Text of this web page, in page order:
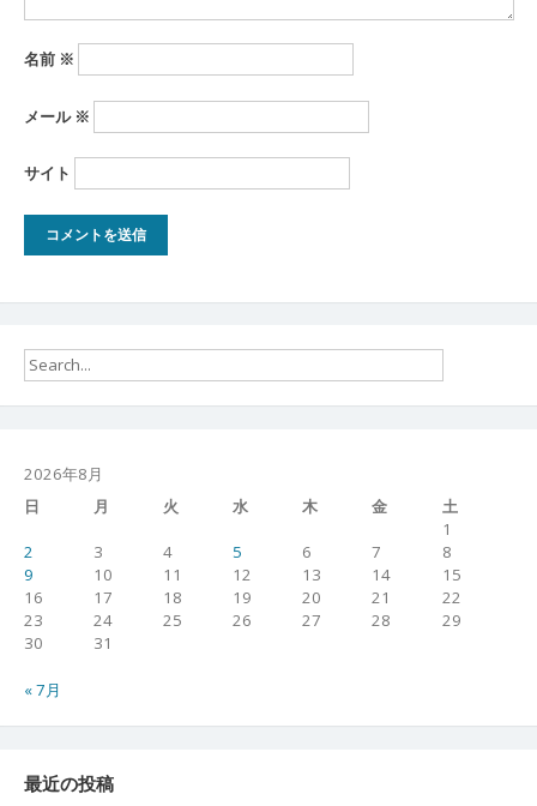
名前 ※
メール ※
サイト
2026年8月
日
月 火 水 木 金
土
1
2
3 4 5 6 7
8
9
10 11 12 13 14
15
16
17 18 19 20 21
22
23
24 25 26 27 28
29
30
31
« 7月
最近の投稿